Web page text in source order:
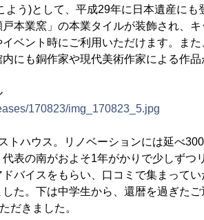
う)として、平成29年に日本遺産にも
本業窯」の本業タイルが装飾され、
ベント時にご利用いただけます。ま
にも銅作家や現代美術作家による作品
170823/img_170823_5.jpg
トハウス。リノベーションには延べ300
表の南がおよそ1年がかりで少しずつ
バイスをもらい、口コミで集まって
た。下は中学生から、還暦を過ぎた
だきました。